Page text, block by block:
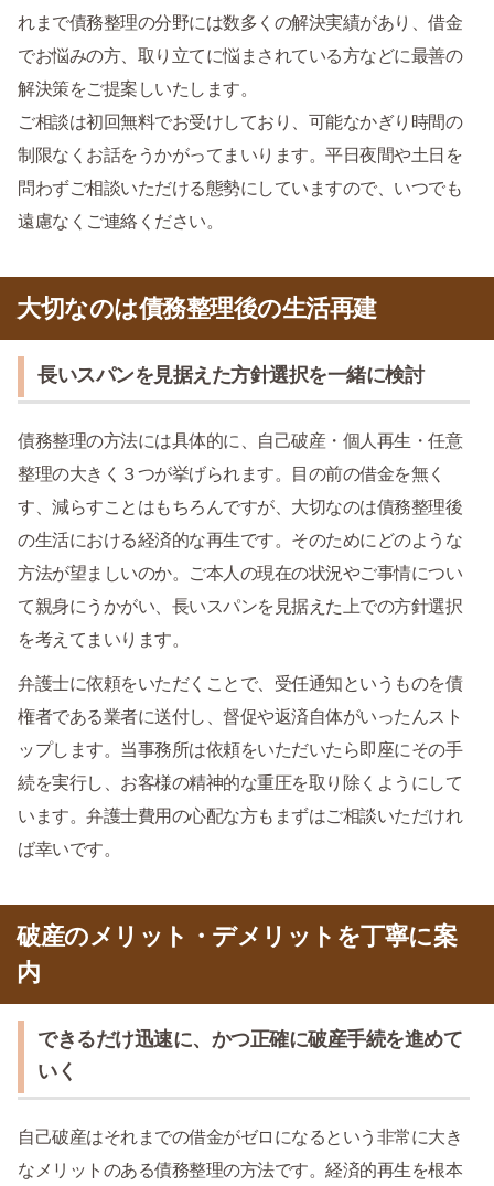
れまで債務整理の分野には数多くの解決実績があり、借金
でお悩みの方、取り立てに悩まされている方などに最善の
解決策をご提案しいたします。
ご相談は初回無料でお受けしており、可能なかぎり時間の
制限なくお話をうかがってまいります。平日夜間や土日を
問わずご相談いただける態勢にしていますので、いつでも
遠慮なくご連絡ください。
大切なのは債務整理後の生活再建
長いスパンを見据えた方針選択を一緒に検討
債務整理の方法には具体的に、自己破産・個人再生・任意
整理の大きく３つが挙げられます。目の前の借金を無く
す、減らすことはもちろんですが、大切なのは債務整理後
の生活における経済的な再生です。そのためにどのような
方法が望ましいのか。ご本人の現在の状況やご事情につい
て親身にうかがい、長いスパンを見据えた上での方針選択
を考えてまいります。
弁護士に依頼をいただくことで、受任通知というものを債
権者である業者に送付し、督促や返済自体がいったんスト
ップします。当事務所は依頼をいただいたら即座にその手
続を実行し、お客様の精神的な重圧を取り除くようにして
います。弁護士費用の心配な方もまずはご相談いただけれ
ば幸いです。
破産のメリット・デメリットを丁寧に案
内
できるだけ迅速に、かつ正確に破産手続を進めて
いく
自己破産はそれまでの借金がゼロになるという非常に大き
なメリットのある債務整理の方法です。経済的再生を根本